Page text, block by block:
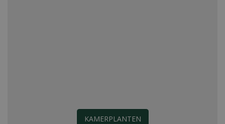
KAMERPLANTEN